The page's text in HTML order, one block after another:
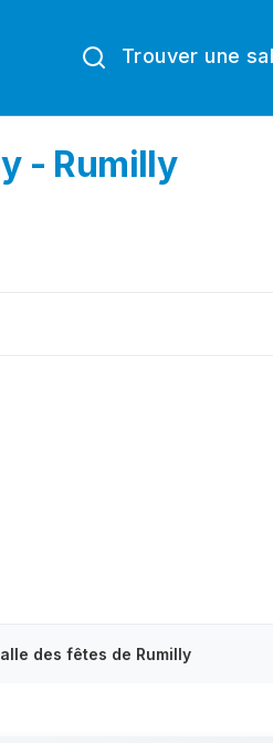
Trouver une
- Rumilly
des fêtes de Rumilly